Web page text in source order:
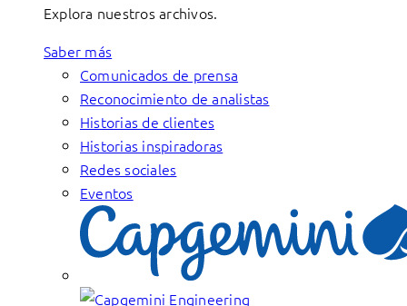
Explora nuestros archivos.
Saber más
Comunicados de prensa
Reconocimiento de analistas
Historias de clientes
Historias inspiradoras
Redes sociales
Eventos